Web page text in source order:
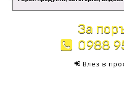
За
0988
Влез в